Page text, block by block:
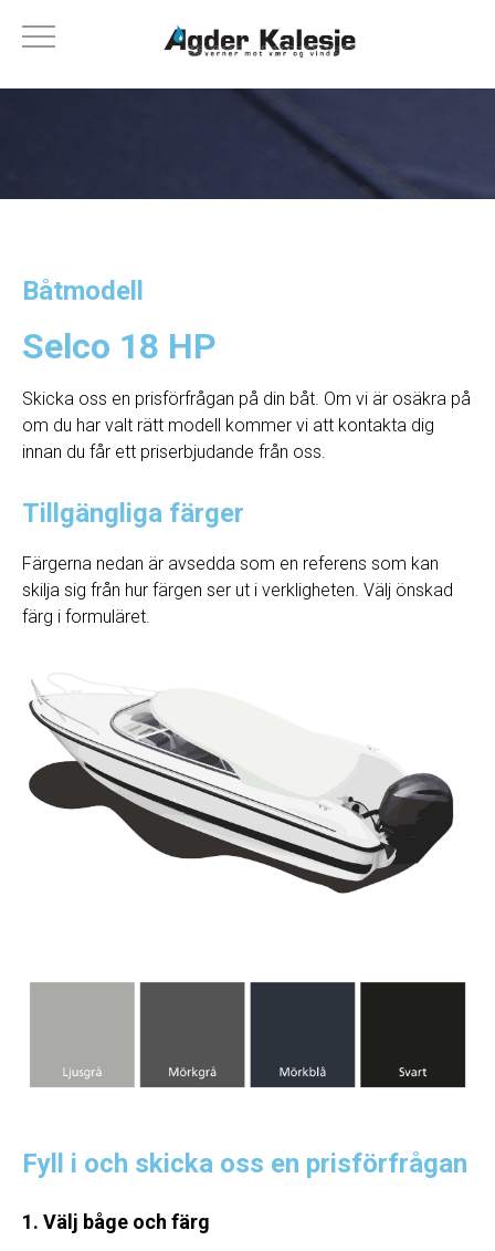
Båtmodell
Selco 18 HP
Skicka oss en prisförfrågan på din båt. Om vi ​​är osäkra på
om du har valt rätt modell kommer vi att kontakta dig
innan du får ett priserbjudande från oss.
Tillgängliga färger
Färgerna nedan är avsedda som en referens som kan
skilja sig från hur färgen ser ut i verkligheten. Välj önskad
färg i formuläret.
Fyll i och skicka oss en prisförfrågan
1. Välj båge och färg